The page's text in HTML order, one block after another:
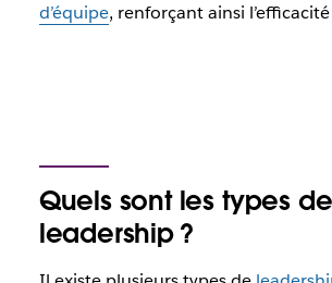
d’équipe, renforçant ainsi
Quels sont les types de
leadership ?